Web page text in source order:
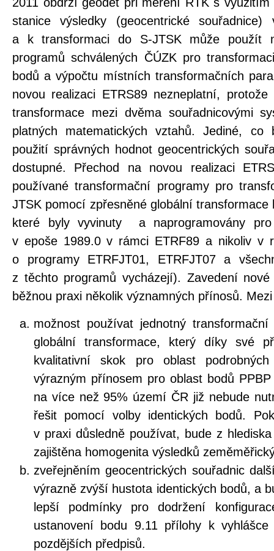
stanice výsledky (geocentrické
a k transformaci do S-JTSK může použít
programů schválených ČÚZK pro
bodů a výpočtu místních transformačních
novou realizaci ETRS89 nezneplatní,
transformace mezi dvěma souřadnicovými
platných matematických vztahů. Jediné, co
použití správných hodnot geocentrických
dostupné. Přechod na novou realizaci
používané transformační programy pro
JTSK pomocí zpřesněné globální transformace
které byly vyvinuty a naprogramovány
v epoše 1989.0 v rámci ETRF89 a nikoliv v
o programy ETRFJT01, ETRFJT07 a
z těchto programů vycházejí). Zavedení
běžnou praxi několik významných přínosů.
možnost používat jednotný
globální transformace, který díky své
kvalitativní skok pro oblast
výrazným přínosem pro oblast bodů
na více než 95% území ČR již nebude
řešit pomocí volby identických bodů.
v praxi důsledně používat, bude z
zajištěna homogenita výsledků
zveřejněním geocentrických souřadnic
výrazně zvýší hustota identických bodů, a
lepší podmínky pro dodržení
ustanovení bodu 9.11 přílohy k
pozdějších předpisů.